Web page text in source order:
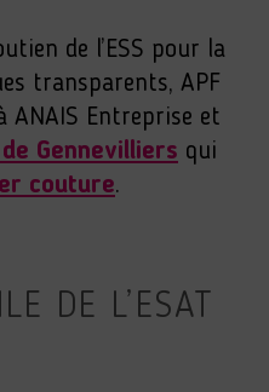
de l’ESS pour la
transparents, APF
ANAIS Entreprise et
de Gennevilliers qui
couture.
DE L’ESAT